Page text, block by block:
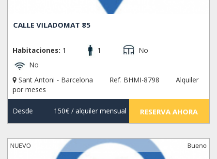
CALLE VILADOMAT 85
Habitaciones: 1 1
No
No
Sant Antoni - Barcelona
Ref. BHMI-8798
Alquiler
por meses
Desde 150€/ alquiler mensual RESERVA AHORA
NUEVO Bueno